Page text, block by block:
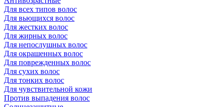
Для всех типов волос
Для вьющихся волос
Для жестких волос
Для жирных волос
Для непослушных волос
Для окрашенных волос
Для поврежденных волос
Для сухих волос
Для тонких волос
Для чувствительной кожи
Против выпадения волос